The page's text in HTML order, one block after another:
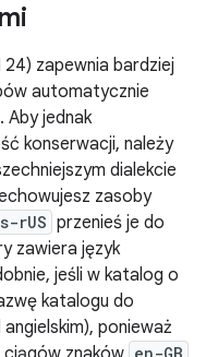
zapewnia bardziej
automatycznie
Aby jednak
konserwacji, należy
dialekcie
zasoby
rUS przenieś je do
zawiera język
jeśli w katalog o
katalogu do
ponieważ